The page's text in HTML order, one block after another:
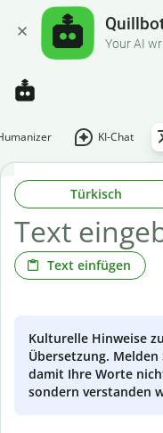
Your AI
KI-Chat
Türkisch
Text einfügen
Kulturelle Hinweise
Übersetzung. Melden
damit Ihre Worte
sondern verstanden